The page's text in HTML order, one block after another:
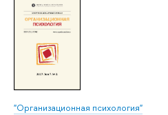
"Организационная психология"